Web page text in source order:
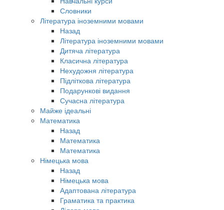
Словники
Література іноземними мовами
Назад
Література іноземними мовами
Дитяча література
Класична література
Нехудожня література
Підліткова література
Подарункові видання
Сучасна література
Майже ідеальні
Математика
Назад
Математика
Математика
Німецька мова
Назад
Німецька мова
Адаптована література
Граматика та практика